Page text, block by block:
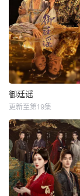
御廷谣
更新至第19集